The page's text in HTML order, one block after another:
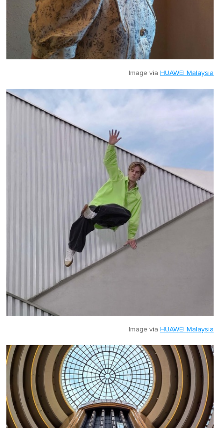
Image via HUAWEI Malaysia
Image via HUAWEI Malaysia